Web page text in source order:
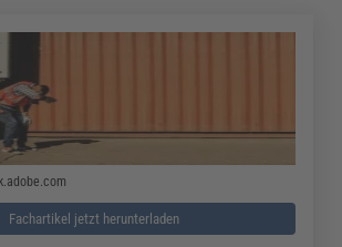
Fachartikel jetzt herunterladen